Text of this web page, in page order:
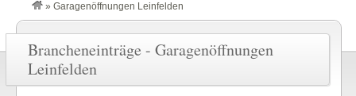
» Garagenöffnungen Leinfelden
Brancheneinträge - Garagenöffnungen
Leinfelden